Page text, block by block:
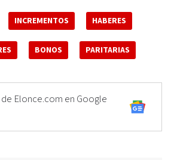
INCREMENTOS HABERES
BONOS PARITARIAS
Elonce.com en Google